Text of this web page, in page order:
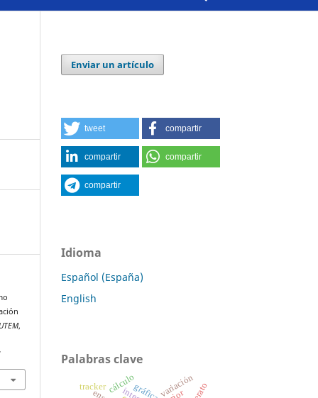
,
Enviar un artículo
tweet compartir
compartir compartir
compartir
Idioma
Español (España)
English
Palabras clave
cálculográfica variación
tracker